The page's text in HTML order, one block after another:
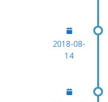
2018-08-
14